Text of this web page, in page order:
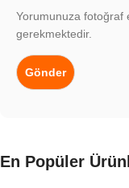
Yorumunuza fotoğraf
gerekmektedir.
En Popüler